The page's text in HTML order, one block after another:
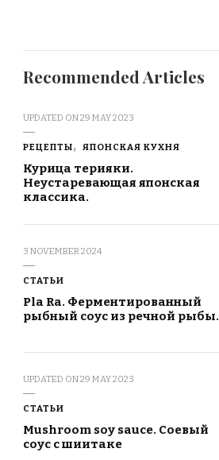
Recommended Articles
UPDATED ON29 MAY 2023
РЕЦЕПТЫ ЯПОНСКАЯ КУХНЯ
Курица терияки.
Неустаревающая японская
классика.
3 NOVEMBER 2024
СТАТЬИ
Pla Ra. Ферментированный
рыбный соус из речной рыбы.
UPDATED ON29 MAY 2023
СТАТЬИ
Mushroom soy sauce. Соевый
соус с шиитаке